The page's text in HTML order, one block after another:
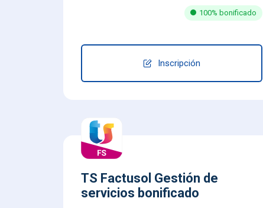
100% bonificado
Inscripción
TS Factusol Gestión de
servicios bonificado